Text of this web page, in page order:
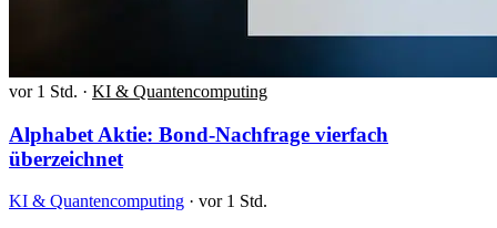
vor 1 Std. · KI & Quantencomputing
Alphabet Aktie: Bond-Nachfrage vierfach
überzeichnet
KI & Quantencomputing · vor 1 Std.